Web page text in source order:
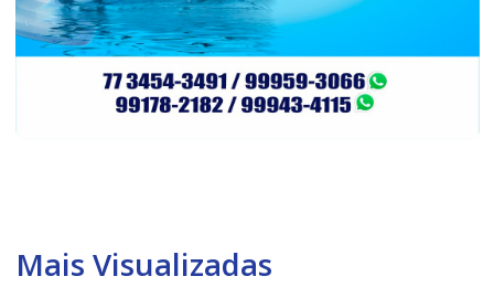
Mais Visualizadas